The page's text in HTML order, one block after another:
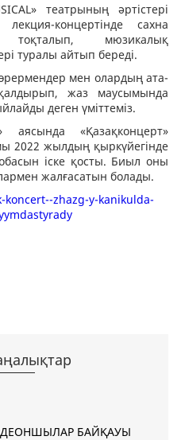
БАЙҚАУЫ
театрының әртістері
концертінде сахна
мюзикалық
туралы айтып береді.
мен олардың ата-
жаз маусымында
деген үміттеміз.
«Қазақконцерт»
2022 жылдың қыркүйегінде
іске қосты. Биыл оны
жалғасатын болады.
zhazg-y-kanikulda-